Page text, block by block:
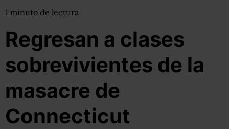
1 minuto de lectura
Regresan a clases
sobrevivientes de la
masacre de
Connecticut